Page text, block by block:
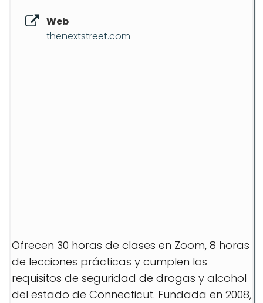
Web
thenextstreet.com
Ofrecen 30 horas de clases en Zoom, 8 horas
de lecciones prácticas y cumplen los
requisitos de seguridad de drogas y alcohol
del estado de Connecticut. Fundada en 2008,